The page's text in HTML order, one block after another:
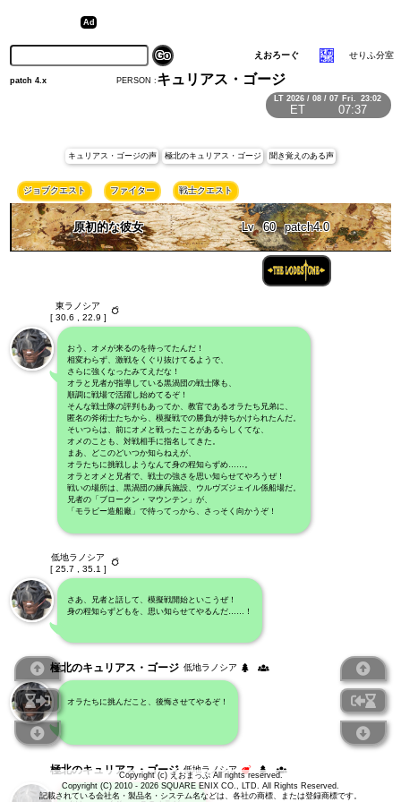
Copyright (c) えおまっぷ All rights reserved.
Copyright (C) 2010 - 2026 SQUARE ENIX CO., LTD. All Rights Reserved.
記載されている会社名・製品名・システム名などは、各社の商標、または登録商標です。
LT 2026 / 08 / 07 Fri. 23:02
ET 07:38
えおろーぐ せりふ分室
PERSON : キュリアス・ゴージ
patch 4.x
キュリアス・ゴージの声 極北のキュリアス・ゴージ 聞き覚えのある声
ジョブクエスト ファイター 戦士クエスト
原初的な彼女 Lv 60 patch4.0
東ラノシア
[ 30.6 , 22.9 ]
おう、オメが来るのを待ってたんだ！
相変わらず、激戦をくぐり抜けてるようで、
さらに強くなったみてえだな！
オラと兄者が指導している黒渦団の戦士隊も、
順調に戦場で活躍し始めてるぞ！
そんな戦士隊の評判もあってか、教官であるオラたち兄弟に、
匿名の斧術士たちから、模擬戦での勝負が持ちかけられたんだ。
そいつらは、前にオメと戦ったことがあるらしくてな、
オメのことも、対戦相手に指名してきた。
まあ、どこのどいつか知らねえが、
オラたちに挑戦しようなんて身の程知らずめ……。
オラとオメと兄者で、戦士の強さを思い知らせてやろうぜ！
戦いの場所は、黒渦団の練兵施設、ウルヴズジェイル係船場だ。
兄者の「ブロークン・マウンテン」が、
「モラビー造船廠」で待ってっから、さっそく向かうぞ！
低地ラノシア
[ 25.7 , 35.1 ]
さあ、兄者と話して、模擬戦開始といこうぜ！
身の程知らずどもを、思い知らせてやるんだ……！
極北のキュリアス・ゴージ 低地ラノシア
オラたちに挑んだこと、後悔させてやるぞ！
極北のキュリアス・ゴージ 低地ラノシア